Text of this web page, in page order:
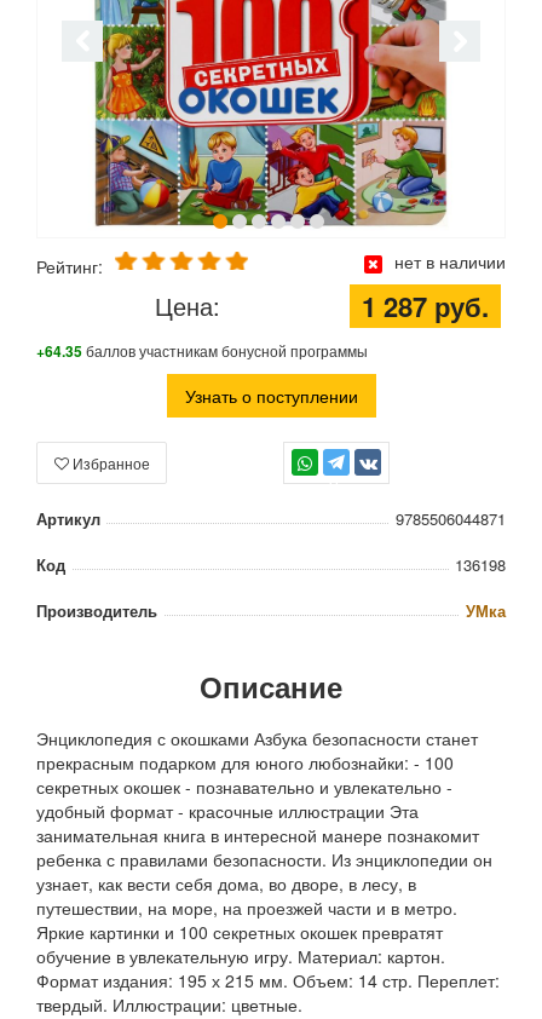
Рейтинг: нет в наличии
Цена: 1 287 руб.
+64.35баллов участникам бонусной программы
Узнать о поступлении
TG
Избранное
Артикул
9785506044871
Код
136198
Производитель
УМка
Описание
Энциклопедия с окошками Азбука безопасности станет
прекрасным подарком для юного любознайки: - 100
секретных окошек - познавательно и увлекательно -
удобный формат - красочные иллюстрации Эта
занимательная книга в интересной манере познакомит
ребенка с правилами безопасности. Из энциклопедии он
узнает, как вести себя дома, во дворе, в лесу, в
путешествии, на море, на проезжей части и в метро.
Яркие картинки и 100 секретных окошек превратят
обучение в увлекательную игру. Материал: картон.
Формат издания: 195 х 215 мм. Объем: 14 стр. Переплет:
твердый. Иллюстрации: цветные.